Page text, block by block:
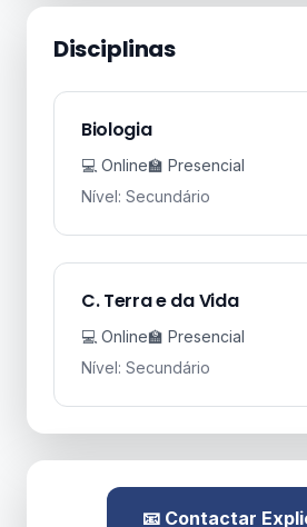
Disciplinas
Biologia
💻 Online🏫 Presencial
Nível: Secundário
C. Terra e da Vida
💻 Online🏫 Presencial
Nível: Secundário
📧 Contactar